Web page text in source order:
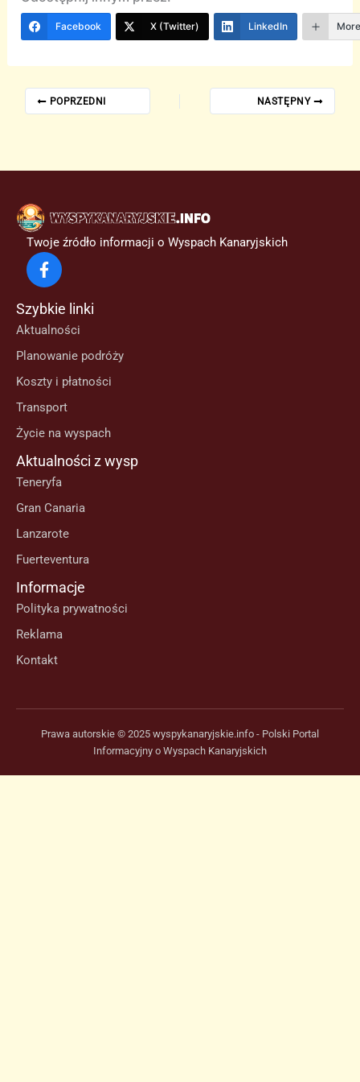
Facebook X (Twitter) LinkedIn
POPRZEDNI NASTĘPNY
Twoje źródło informacji o Wyspach Kanaryjskich
Szybkie linki
Aktualności
Planowanie podróży
Koszty i płatności
Transport
Życie na wyspach
Aktualności z wysp
Teneryfa
Gran Canaria
Lanzarote
Fuerteventura
Informacje
Polityka prywatności
Reklama
Kontakt
Prawa autorskie © 2025 wyspykanaryjskie.info - Polski Portal
Informacyjny o Wyspach Kanaryjskich